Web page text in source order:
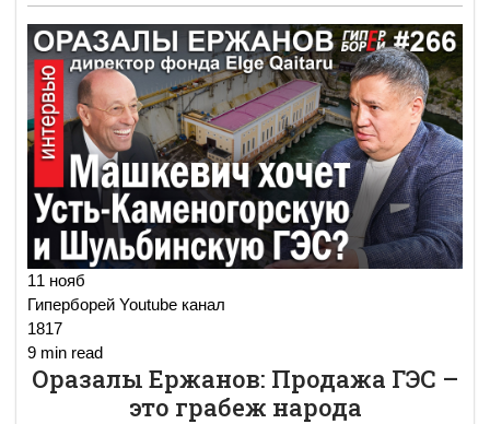
11 нояб
Гиперборей Youtube канал
1817
9 min read
Оразалы Ержанов: Продажа ГЭС –
это грабеж народа